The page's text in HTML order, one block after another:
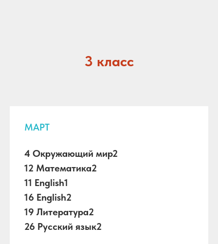
3 класс
МАРТ
4 Окружающий мир2
12 Математика2
11 English1
16 English2
19 Литература2
26 Русский язык2